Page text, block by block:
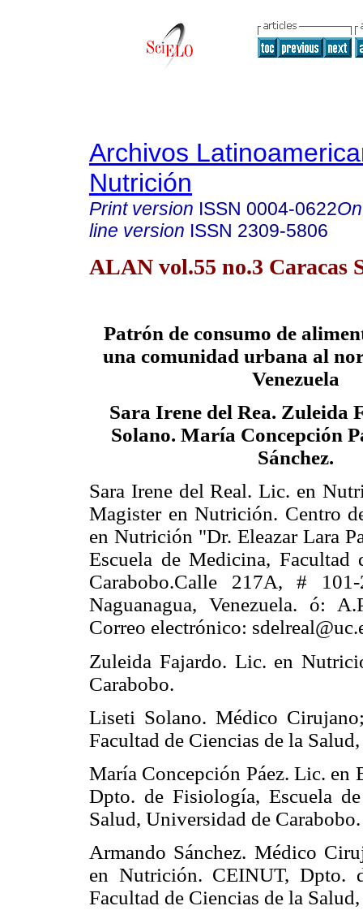
Archivos
Nutrición
Print version ISSN 0004-0622
line version ISSN 2309-5806
ALAN vol.55 no.3 Caracas
Patrón de consumo de
una comunidad urbana al
Venezuela
Sara Irene del Rea. Zuleida
Solano. María Concepción
Sánchez.
Sara Irene del Real. Lic. en
Magister en Nutrición. Centro
en Nutrición "Dr. Eleazar Lara
Escuela de Medicina,
Carabobo.Calle 217A, #
Naguanagua, Venezuela. ó:
Correo electrónico:
Zuleida Fajardo. Lic. en
Carabobo.
Liseti Solano. Médico
Facultad de Ciencias de la
María Concepción Páez. Lic.
Dpto. de Fisiología, Escuela
Salud, Universidad de Carabobo.
Armando Sánchez. Médico
en Nutrición. CEINUT, Dpto.
Facultad de Ciencias de la